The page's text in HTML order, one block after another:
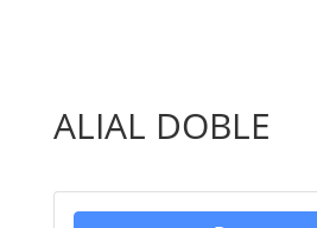
ALIAL DOBLE